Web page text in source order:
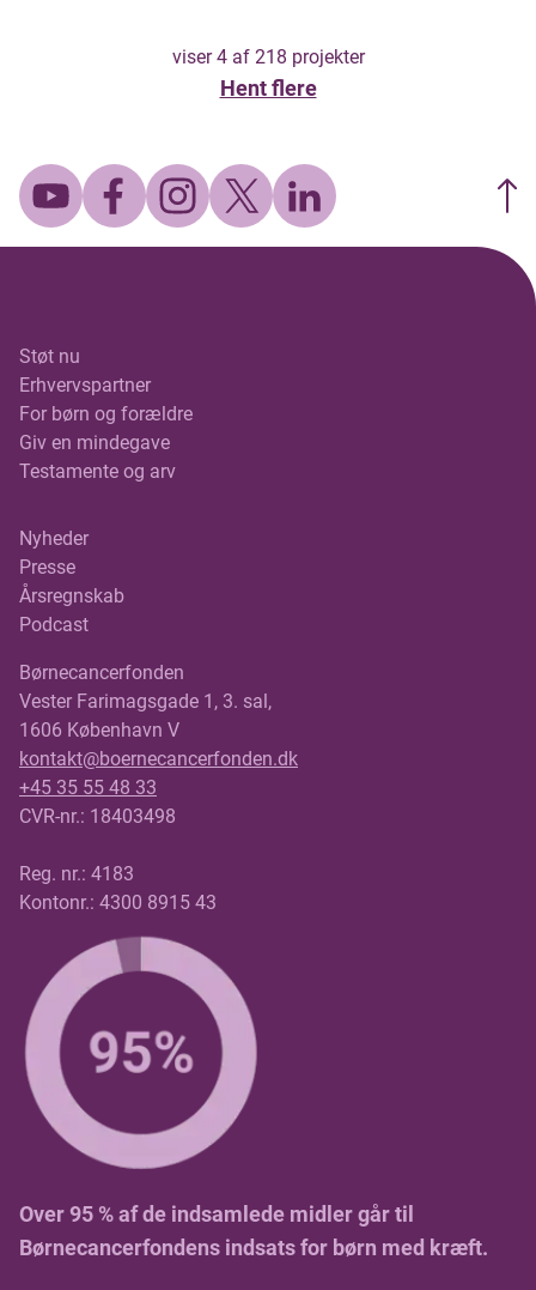
viser4af 218 projekter
Hent flere
Støt nu
Erhvervspartner
For børn og forældre
Giv en mindegave
Testamente og arv
Nyheder
Presse
Årsregnskab
Podcast
Børnecancerfonden
Vester Farimagsgade 1, 3. sal,
1606 København V
kontakt@boernecancerfonden.dk
+45 35 55 48 33
CVR-nr.: 18403498
Reg. nr.: 4183
Kontonr.: 4300 8915 43
Over 95 % af de indsamlede midler går til
Børnecancerfondens indsats for børn med kræft.